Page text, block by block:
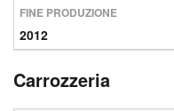
FINE PRODUZIONE
2012
Carrozzeria